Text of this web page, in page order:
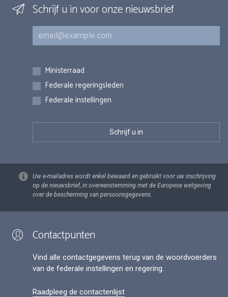
Schrijf u in voor onze nieuwsbrief
E-mail
Inschrijvingen
Ministerraad
Federale regeringsleden
Federale instellingen
Uw e-mailadres wordt enkel bewaard en gebruikt voor uw inschrijving
op de nieuwsbrief, in overeenstemming met de Europese wetgeving
over de bescherming van persoonsgegevens.
Contactpunten
Vind alle contactgegevens terug van de woordvoerders
van de federale instellingen en regering.
Raadpleeg de contactenlijst